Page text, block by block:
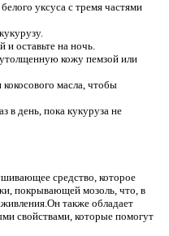
уксуса с тремя частями
и оставьте на ночь.
кожу пемзой или
масла, чтобы
в день, пока кукуруза не
средство, которое
покрывающей мозоль, что, в
также обладает
свойствами, которые помогут